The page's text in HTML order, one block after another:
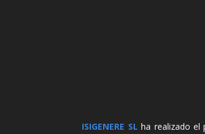
ISIGENERE SL ha realizado el